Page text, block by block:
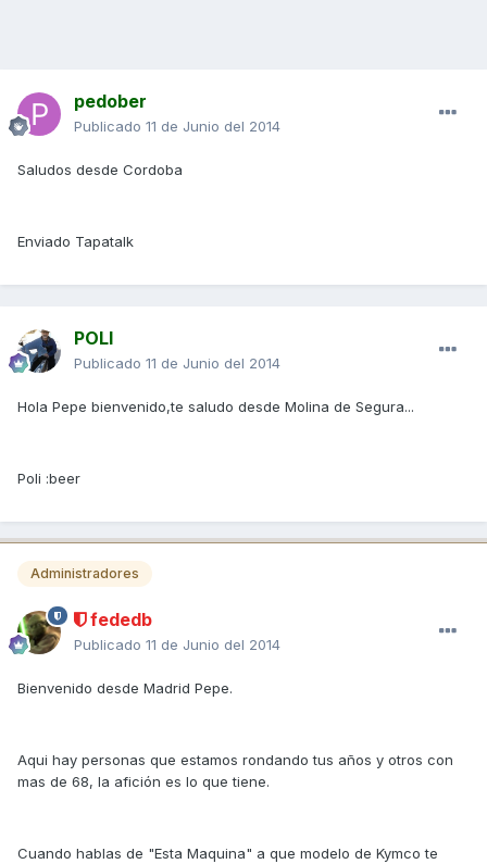
pedober
Publicado 11 de Junio del 2014
Saludos desde Cordoba
Enviado Tapatalk
POLI
Publicado 11 de Junio del 2014
Hola Pepe bienvenido,te saludo desde Molina de Segura...
Poli :beer
Administradores
fededb
Publicado 11 de Junio del 2014
Bienvenido desde Madrid Pepe.
Aqui hay personas que estamos rondando tus años y otros con
mas de 68, la afición es lo que tiene.
Cuando hablas de "Esta Maquina" a que modelo de Kymco te